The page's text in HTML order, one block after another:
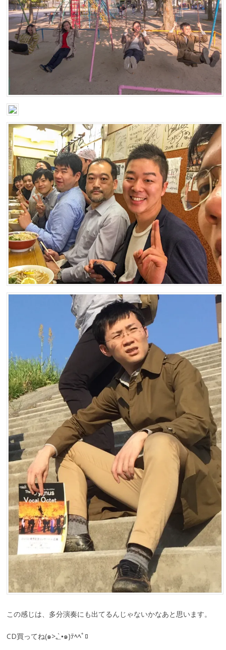
この感じは、多分演奏にも出てるんじゃないかなあと思います。
CD買ってね(๑>؂•̀๑)ﾃﾍﾍﾟﾛ